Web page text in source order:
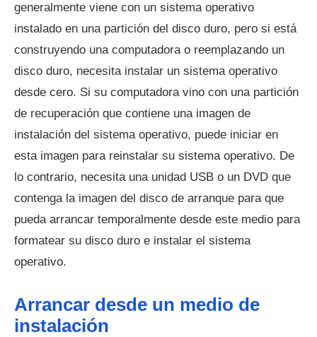
generalmente viene con un sistema operativo
instalado en una partición del disco duro, pero si está
construyendo una computadora o reemplazando un
disco duro, necesita instalar un sistema operativo
desde cero. Si su computadora vino con una partición
de recuperación que contiene una imagen de
instalación del sistema operativo, puede iniciar en
esta imagen para reinstalar su sistema operativo. De
lo contrario, necesita una unidad USB o un DVD que
contenga la imagen del disco de arranque para que
pueda arrancar temporalmente desde este medio para
formatear su disco duro e instalar el sistema
operativo.
Arrancar desde un medio de
instalación